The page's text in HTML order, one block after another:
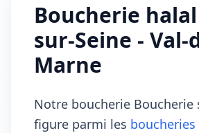
Boucherie
sur-Seine - Val-
Marne
Notre boucherie Boucherie
figure parmi les